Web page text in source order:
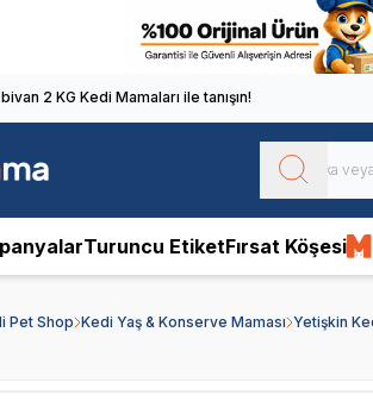
2 KG Kedi Mamaları ile tanışın!
Turuncu EtiketFırsat Köşesi
Pet Shop Kedi Yaş & Konserve Maması Yetişkin